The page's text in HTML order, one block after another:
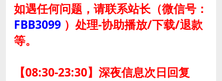
如遇任何问题，请联系站长（微信号：
FBB3099 ） 处理-协助播放/下载/退款
等。
【08:30-23:30】深夜信息次日回复